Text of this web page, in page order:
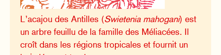
L’acajou des Antilles (Swietenia mahogani) est
un arbre feuillu de la famille des Méliacées. Il
croît dans les régions tropicales et fournit un